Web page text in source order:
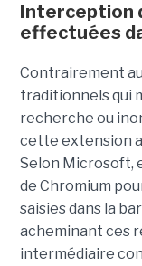
Interception
effectuées
Contrairement
traditionnels qui
recherche ou
cette extension
Selon Microsoft,
de Chromium
saisies dans la
acheminant ces
intermédiaire